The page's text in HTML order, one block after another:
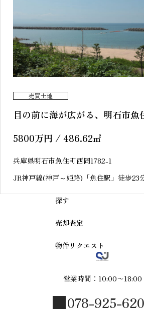
売買土地
目の前に海が広がる、明石市
5800万円 / 486.62㎡
兵庫県明石市魚住町西岡1782-1
JR神戸線(神戸～姫路)「魚住駅」徒歩23
探す
売却査定
物件リクエスト
営業時間：10:00〜18:00
078-925-